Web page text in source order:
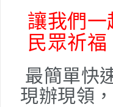
讓我們一
民眾祈福
最簡單快
現辦現領